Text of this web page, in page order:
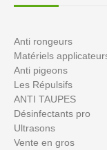
Anti rongeurs
Matériels
Anti pigeons
Les Répulsifs
ANTI TAUPES
Désinfectants pro
Ultrasons
Vente en gros